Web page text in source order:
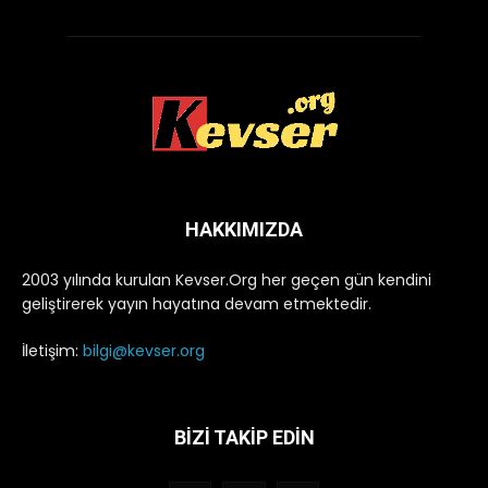
HAKKIMIZDA
2003 yılında kurulan Kevser.Org her geçen gün kendini
geliştirerek yayın hayatına devam etmektedir.
İletişim: bilgi@kevser.org
BİZİ TAKİP EDİN